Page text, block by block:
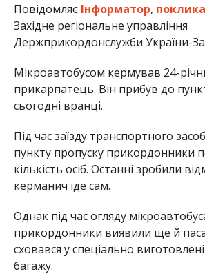
Повідомляє Інформатор,
Західне регіональне управління
Держприкордонслужби України-
Мікроавтобусом кермував 24-
прикарпатець. Він прибув до
сьогодні вранці.
Під час заїзду транспортного
пункту пропуску прикордонники
кількість осіб. Останні зробили
керманич їде сам.
Однак під час огляду
прикордонники виявили ще й
сховався у спеціально
багажу.